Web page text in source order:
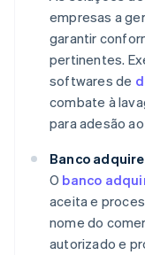
empresas a
garantir
pertinentes.
softwares de
combate à
para adesão ao
Banco
O banco
aceita e
nome do
autorizado e